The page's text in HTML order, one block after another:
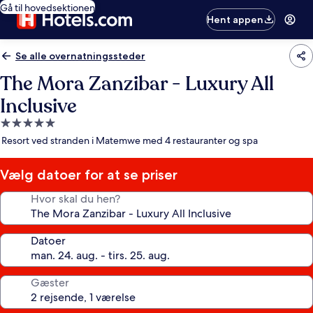
Gå til hovedsektionen
Hent appen
Se alle overnatningssteder
The Mora Zanzibar - Luxury All
Inclusive
5.0-
stjernet
Resort ved stranden i Matemwe med 4 restauranter og spa
Vælg datoer for at se priser
Hvor skal du hen?
Datoer
Gæster